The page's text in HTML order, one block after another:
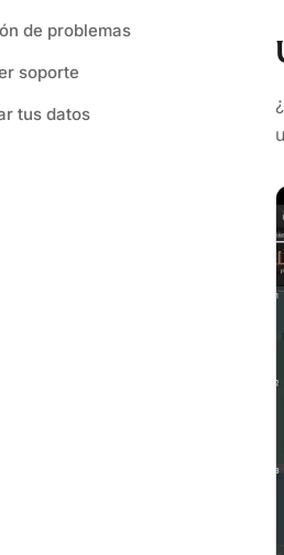
de problemas
soporte
tus datos